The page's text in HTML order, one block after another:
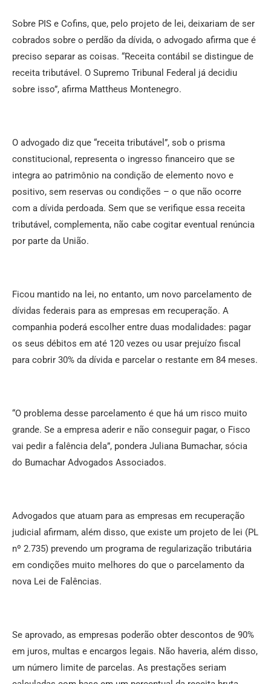
Sobre PIS e Cofins, que, pelo projeto de lei, deixariam de ser
cobrados sobre o perdão da dívida, o advogado afirma que é
preciso separar as coisas. “Receita contábil se distingue de
receita tributável. O Supremo Tribunal Federal já decidiu
sobre isso”, afirma Mattheus Montenegro.
O advogado diz que “receita tributável”, sob o prisma
constitucional, representa o ingresso financeiro que se
integra ao patrimônio na condição de elemento novo e
positivo, sem reservas ou condições – o que não ocorre
com a dívida perdoada. Sem que se verifique essa receita
tributável, complementa, não cabe cogitar eventual renúncia
por parte da União.
Ficou mantido na lei, no entanto, um novo parcelamento de
dívidas federais para as empresas em recuperação. A
companhia poderá escolher entre duas modalidades: pagar
os seus débitos em até 120 vezes ou usar prejuízo fiscal
para cobrir 30% da dívida e parcelar o restante em 84 meses.
“O problema desse parcelamento é que há um risco muito
grande. Se a empresa aderir e não conseguir pagar, o Fisco
vai pedir a falência dela”, pondera Juliana Bumachar, sócia
do Bumachar Advogados Associados.
Advogados que atuam para as empresas em recuperação
judicial afirmam, além disso, que existe um projeto de lei (PL
nº 2.735) prevendo um programa de regularização tributária
em condições muito melhores do que o parcelamento da
nova Lei de Falências.
Se aprovado, as empresas poderão obter descontos de 90%
em juros, multas e encargos legais. Não haveria, além disso,
um número limite de parcelas. As prestações seriam